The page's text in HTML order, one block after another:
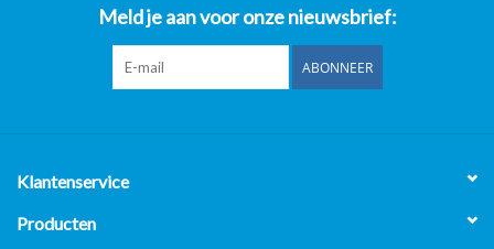
Nijverheidsweg-Noord 119
3812 PL Amersfoort
Meld je aan voor onze nieuwsbrief:
ABONNEER
Klantenservice
Producten